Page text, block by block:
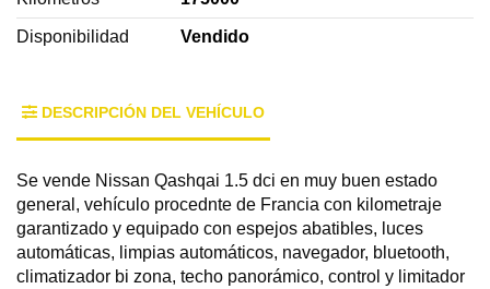
Disponibilidad Vendido
DESCRIPCIÓN DEL VEHÍCULO
Se vende Nissan Qashqai 1.5 dci en muy buen estado
general, vehículo procednte de Francia con kilometraje
garantizado y equipado con espejos abatibles, luces
automáticas, limpias automáticos, navegador, bluetooth,
climatizador bi zona, techo panorámico, control y limitador